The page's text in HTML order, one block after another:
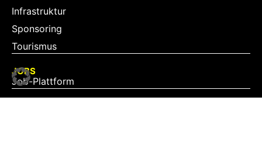
Infrastruktur
Sponsoring
Tourismus
JOBS
Job-Plattform